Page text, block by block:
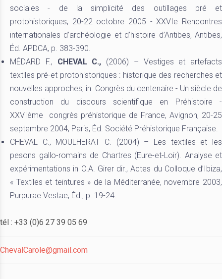
sociales - de la simplicité des outillages pré et
protohistoriques, 20-22 octobre 2005 - XXVIe Rencontres
internationales d’archéologie et d’histoire d’Antibes, Antibes,
Éd. APDCA, p. 383-390.
MÉDARD F., CHEVAL C., (2006) – Vestiges et artefacts
textiles pré-et protohistoriques : historique des recherches et
nouvelles approches, in Congrès du centenaire - Un siècle de
construction du discours scientifique en Préhistoire -
XXVIème congrès préhistorique de France, Avignon, 20-25
septembre 2004, Paris, Éd. Société Préhistorique Française.
CHEVAL C., MOULHERAT C. (2004) – Les textiles et les
pesons gallo-romains de Chartres (Eure-et-Loir). Analyse et
expérimentations in C.A. Girer dir., Actes du Colloque d’Ibiza,
« Textiles et teintures » de la Méditerranée, novembre 2003,
Purpurae Vestae, Éd., p. 19-24.
tél : +33 (0)6 27 39 05 69
ChevalCarole@gmail.com